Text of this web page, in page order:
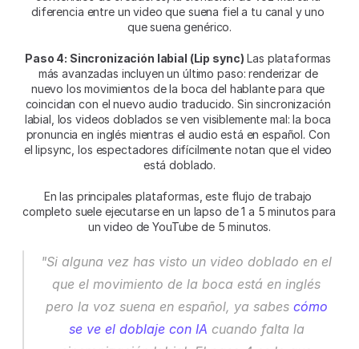
diferencia entre un video que suena fiel a tu canal y uno
que suena genérico.
Paso 4: Sincronización labial (Lip sync) Las plataformas
más avanzadas incluyen un último paso: renderizar de
nuevo los movimientos de la boca del hablante para que
coincidan con el nuevo audio traducido. Sin sincronización
labial, los videos doblados se ven visiblemente mal: la boca
pronuncia en inglés mientras el audio está en español. Con
el lipsync, los espectadores difícilmente notan que el video
está doblado.
En las principales plataformas, este flujo de trabajo
completo suele ejecutarse en un lapso de 1 a 5 minutos para
un video de YouTube de 5 minutos.
"Si alguna vez has visto un video doblado en el
que el movimiento de la boca está en inglés
pero la voz suena en español, ya sabes cómo
se ve el doblaje con IA cuando falta la